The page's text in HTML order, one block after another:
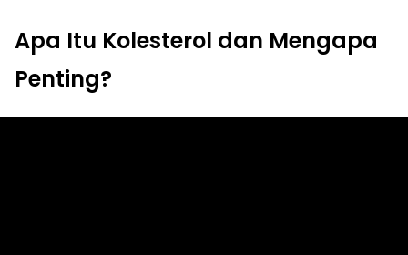
Apa Itu Kolesterol dan Mengapa
Penting?